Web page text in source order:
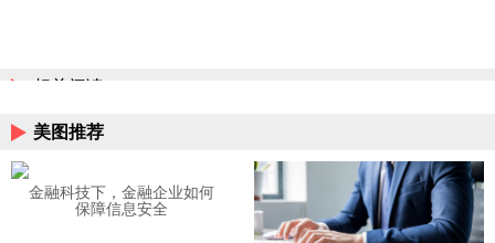
相关阅读
美图推荐
金融科技下，金融企业如何
保障信息安全